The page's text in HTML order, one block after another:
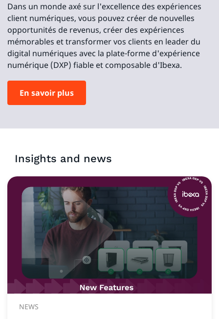
Dans un monde axé sur l'excellence des expériences
client numériques, vous pouvez créer de nouvelles
opportunités de revenus, créer des expériences
mémorables et transformer vos clients en leader du
digital numériques avec la plate-forme d'expérience
numérique (DXP) fiable et composable d'Ibexa.
En savoir plus
Insights and news
NEWS